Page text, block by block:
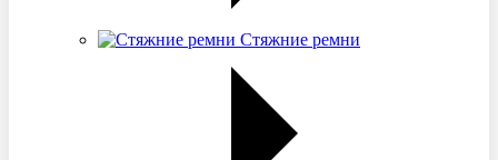
Стяжние ремни